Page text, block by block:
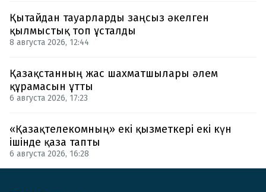
Қытайдан тауарларды заңсыз әкелген
қылмыстық топ ұсталды
8 августа 2026, 12:44
Қазақстанның жас шахматшылары әлем
құрамасын ұтты
6 августа 2026, 17:23
«Қазақтелекомның» екі қызметкері екі күн
ішінде қаза тапты
6 августа 2026, 16:28